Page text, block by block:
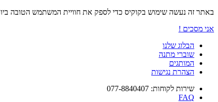
באתר זה נעשה שימוש בקוקיס כדי לספק את חוויית המשתמש הטובה
אני מסכים !
הבלוג שלנו
שוברי מתנה
המותגים
הצהרת נגישות
שירות לקוחות: 077-8840407
FAQ